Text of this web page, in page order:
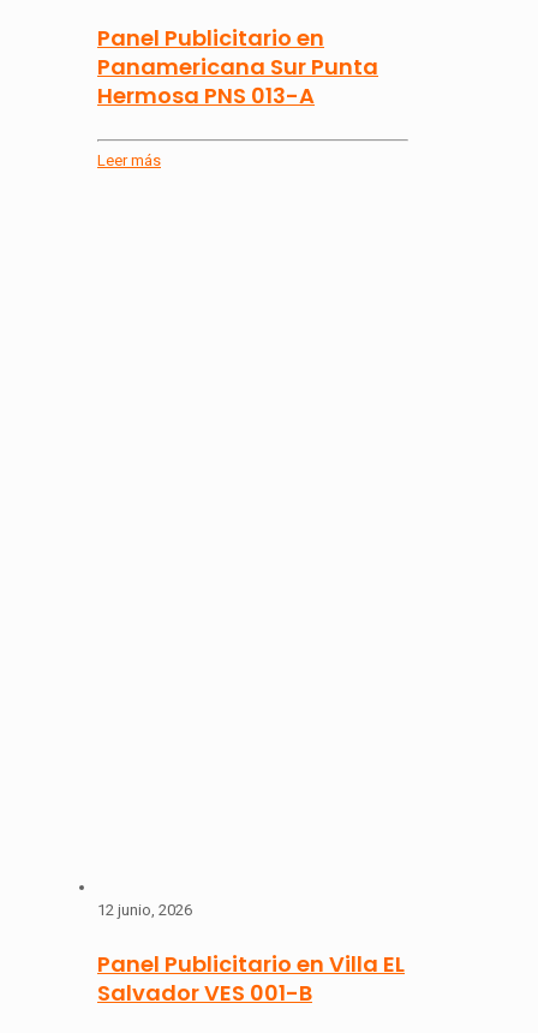
Panel Publicitario en
Panamericana Sur Punta
Hermosa PNS 013-A
Leer más
12 junio, 2026
Panel Publicitario en Villa EL
Salvador VES 001-B